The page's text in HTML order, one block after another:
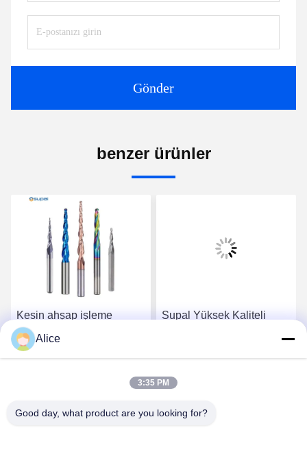
Gönder
benzer ürünler
Kesin ahşap işleme
uygulamalar için Supal
Durabilir Yüksek Kaliteli
En İyi Fiyatı Alın
Supal Yüksek Kaliteli
Alice
3:35 PM
Good day, what product are you looking for?